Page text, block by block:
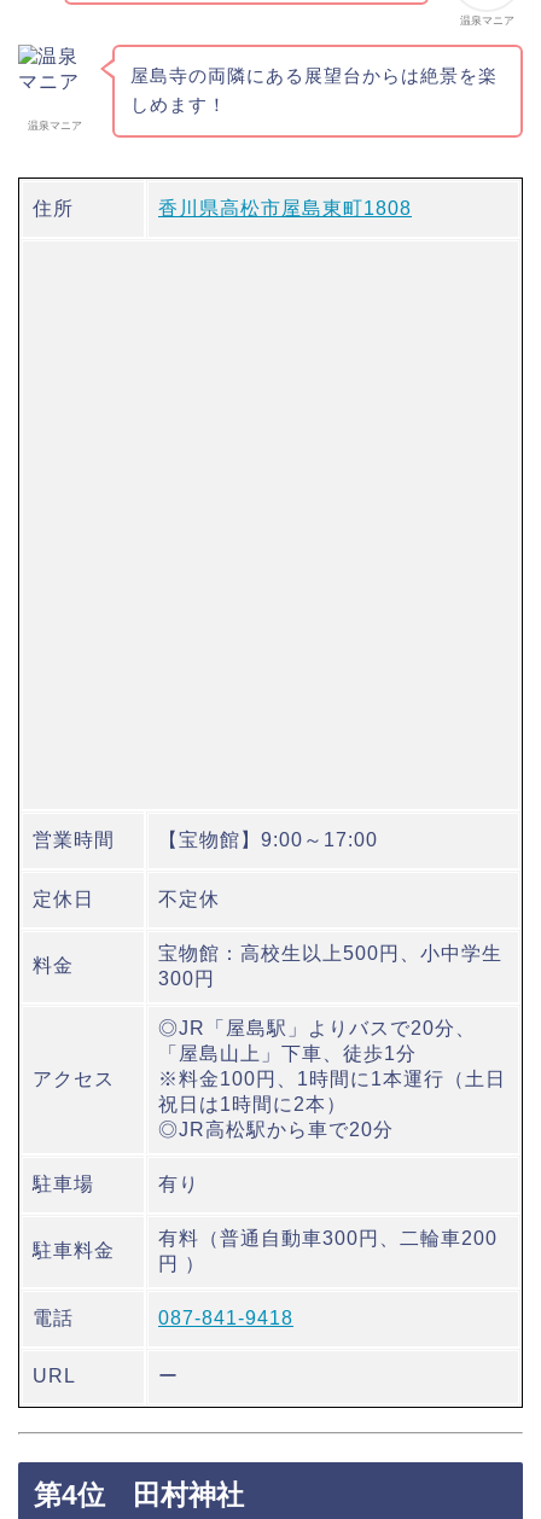
温泉マニア
温泉マニア
屋島寺の両隣にある展望台からは絶景を楽
しめます！
住所 香川県高松市屋島東町1808
営業時間 【宝物館】9:00～17:00
定休日 不定休
料金
宝物館：高校生以上500円、小中学生
300円
アクセス
◎JR「屋島駅」よりバスで20分、
「屋島山上」下車、徒歩1分
※料金100円、1時間に1本運行（土日
祝日は1時間に2本）
◎JR高松駅から車で20分
駐車場 有り
駐車料金
有料（普通自動車300円、二輪車200
円 ）
電話 087-841-9418
URL ー
第4位 田村神社